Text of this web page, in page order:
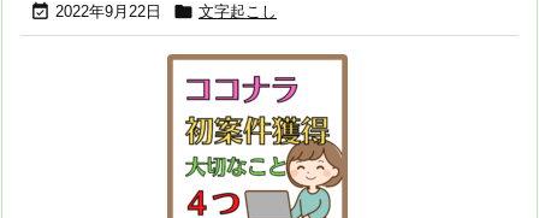
 2022年9月22日  文字起こし